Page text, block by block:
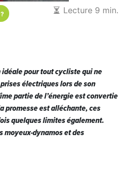
? Lecture 9 min.
pour tout cycliste qui ne
électriques lors de son
partie de l’énergie est convertie
promesse est alléchante, ces
quelques limites également.
moyeux-dynamos et des